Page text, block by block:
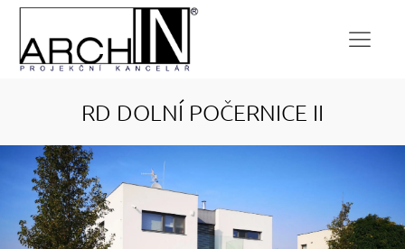
RD DOLNÍ POČERNICE II